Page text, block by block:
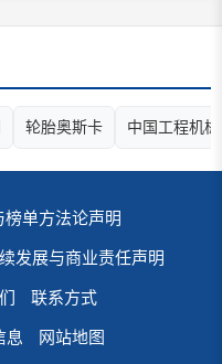
轮胎奥斯卡 中国工程机
榜单方法论声明
发展与商业责任声明
联系方式
息 网站地图